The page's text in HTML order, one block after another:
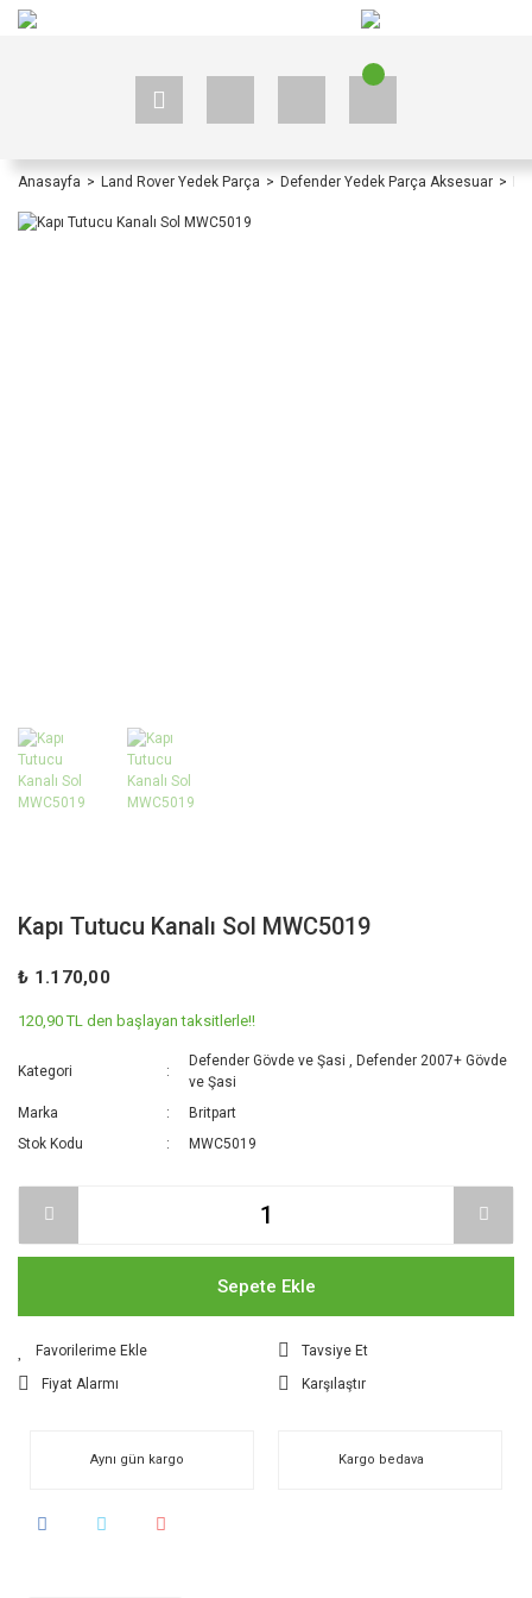
Anasayfa Land Rover Yedek Parça Defender Yedek Parça Aksesuar
Kapı Tutucu Kanalı Sol MWC5019
₺ 1.170,00
120,90 TL den başlayan taksitlerle!!
Kategori
Defender Gövde ve Şasi ,Defender 2007+ Gövde
ve Şasi
Marka
Britpart
Stok Kodu
MWC5019
Sepete Ekle
Tavsiye Et
Fiyat Alarmı
Karşılaştır
Aynı gün kargo Kargo bedava